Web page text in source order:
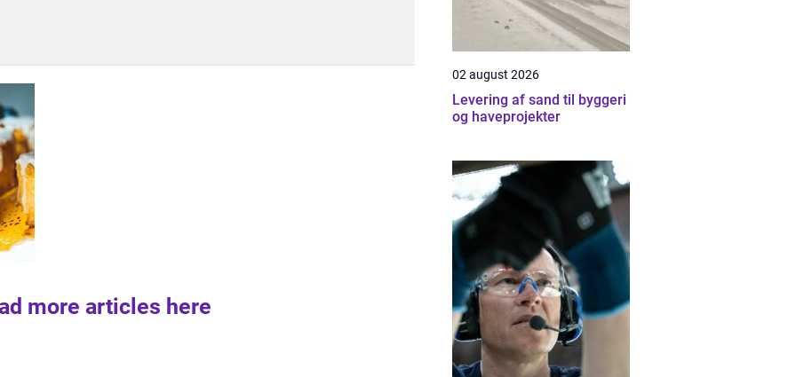
more articles here
02 august 2026
Levering af sand til byggeri
og haveprojekter